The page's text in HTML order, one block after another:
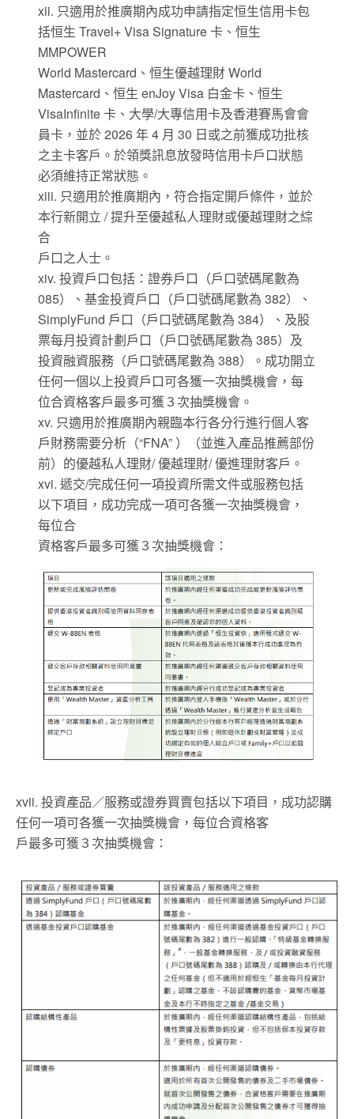
xii. 只適用於推廣期內成功申請指定恒生信用卡包
括恒生 Travel+ Visa Signature 卡、恒生
MMPOWER
World Mastercard、恒生優越理財 World
Mastercard、恒生 enJoy Visa 白金卡、恒生
VisaInfinite 卡、大學/大專信用卡及香港賽馬會會
員卡，並於 2026 年 4 月 30 日或之前獲成功批核
之主卡客戶。於領獎訊息放發時信用卡戶口狀態
必須維持正常狀態。
xiii. 只適用於推廣期內，符合指定開戶條件，並於
本行新開立 / 提升至優越私人理財或優越理財之綜
合
戶口之人士。
xiv. 投資戶口包括：證券戶口（戶口號碼尾數為
085）、基金投資戶口（戶口號碼尾數為 382）、
SimplyFund 戶口（戶口號碼尾數為 384）、及股
票每月投資計劃戶口（戶口號碼尾數為 385）及
投資融資服務（戶口號碼尾數為 388）。成功開立
任何一個以上投資戶口可各獲一次抽獎機會，每
位合資格客戶最多可獲３次抽獎機會。
xv. 只適用於推廣期內親臨本行各分行進行個人客
戶財務需要分析（“FNA” ）（並進入產品推薦部份
前）的優越私人理財/ 優越理財/ 優進理財客戶。
xvi. 遞交/完成任何一項投資所需文件或服務包括
以下項目，成功完成一項可各獲一次抽獎機會，
每位合
資格客戶最多可獲３次抽獎機會：
xvii. 投資產品／服務或證券買賣包括以下項目，成功認購
任何一項可各獲一次抽獎機會，每位合資格客
戶最多可獲３次抽獎機會：